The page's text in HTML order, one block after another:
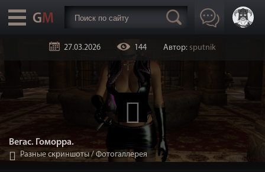
27.03.2026 144 Автор: sputnik
Вегас. Гоморра.
Разные скриншоты/Фотогаллерея